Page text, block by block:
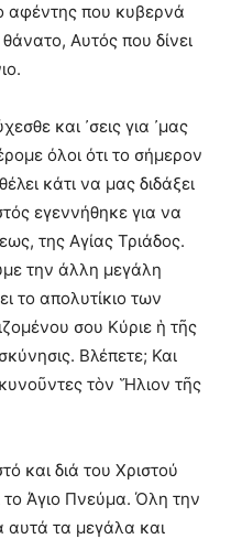
αφέντης που κυβερνά
Αυτός που δίνει
και ᾿σεις για ᾿μας
όλοι ότι το σήμερον
κάτι να μας διδάξει
εγεννήθηκε για να
της Αγίας Τριάδος.
την άλλη μεγάλη
το απολυτίκιο των
σου Κύριε ἡ τῆς
Βλέπετε; Και
τὸν Ἥλιον τῆς
και διά του Χριστού
το Άγιο Πνεύμα. Όλη την
αυτά τα μεγάλα και